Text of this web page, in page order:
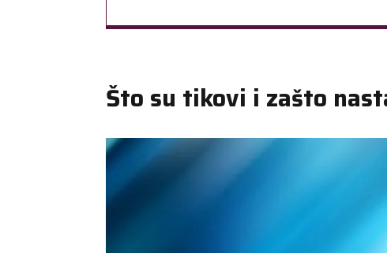
Što su tikovi i zašto